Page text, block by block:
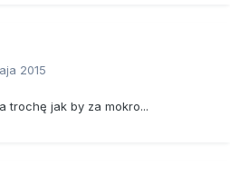
2015
trochę jak by za mokro...